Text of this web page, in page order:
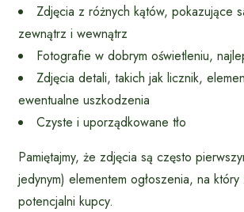
Zdjęcia z różnych kątów, pokazujące
zewnątrz i wewnątrz
Fotografie w dobrym oświetleniu,
Zdjęcia detali, takich jak licznik,
ewentualne uszkodzenia
Czyste i uporządkowane tło
Pamiętajmy, że zdjęcia są często
jedynym) elementem ogłoszenia, na
potencjalni kupcy.